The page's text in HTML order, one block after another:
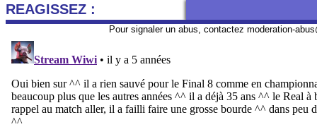
REAGISSEZ :
Pour signaler un abus, contactez moderation-